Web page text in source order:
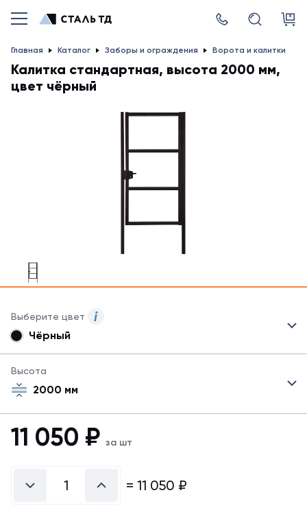
Главная Каталог Заборы и ограждения Ворота и калитки
Калитка стандартная, высота 2000 мм,
цвет чёрный
Выберите цвет
основные
Чёрный
Высота
2000 мм
11 050 ₽ за шт
= 11 050 ₽